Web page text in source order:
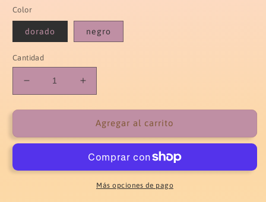
Color
dorado negro
Cantidad
Reducir
cantidad
para
pendientes
Aumentar
cantidad
para
Expositor
pendientes
Agregar al carrito
Más opciones de pago